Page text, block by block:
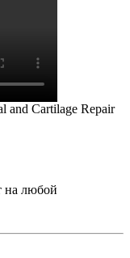
and Cartilage Repair
на любой